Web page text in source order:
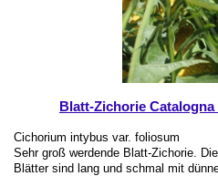
Blatt-Zichorie
Cichorium intybus var. foliosum
Sehr groß werdende Blatt-Zichorie.
Blätter sind lang und schmal mit